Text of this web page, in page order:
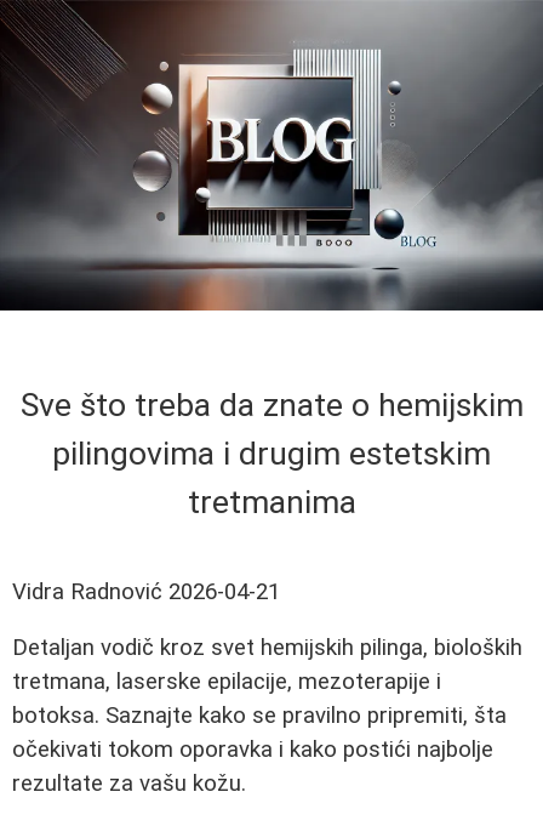
Sve što treba da znate o hemijskim
pilingovima i drugim estetskim
tretmanima
Vidra Radnović 2026-04-21
Detaljan vodič kroz svet hemijskih pilinga, bioloških
tretmana, laserske epilacije, mezoterapije i
botoksa. Saznajte kako se pravilno pripremiti, šta
očekivati tokom oporavka i kako postići najbolje
rezultate za vašu kožu.